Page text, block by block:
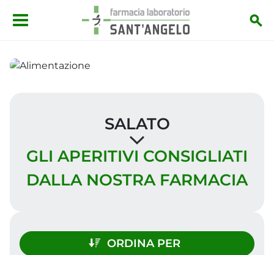
Salta al contenuto principale
SALATO
GLI APERITIVI CONSIGLIATI
DALLA NOSTRA FARMACIA
ORDINA PER